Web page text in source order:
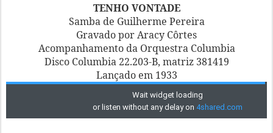
TENHO VONTADE
Samba de Guilherme Pereira
Gravado por Aracy Côrtes
Acompanhamento da Orquestra Columbia
Disco Columbia 22.203-B, matriz 381419
Lançado em 1933